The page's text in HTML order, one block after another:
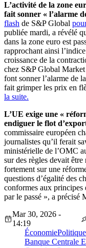
L’activité de la zone
fait sonner « l’alarme
flash de S&P Global
publiée mardi, a révélé
dans la zone euro est
rapprochant ainsi
croissance de la
chez S&P Global Market
font sonner l’alarme de
fait grimper les prix en
la suite.
L’UE exige une «
endiguer le flot
commissaire européen
journalistes qu’il ferait
ministérielle de l’OMC
sur des règles devait
fortement sur une
questions d’égalité des
conformes aux principes
par le passé », a précisé
Mar 30, 2026 -
14:19
ÉconomiePolitique
Banque Centrale